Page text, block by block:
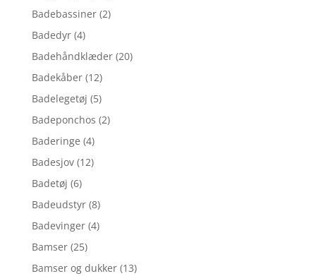
Badebassiner (2)
Badedyr (4)
Badehåndklæder (20)
Badekåber (12)
Badelegetøj (5)
Badeponchos (2)
Baderinge (4)
Badesjov (12)
Badetøj (6)
Badeudstyr (8)
Badevinger (4)
Bamser (25)
Bamser og dukker (13)